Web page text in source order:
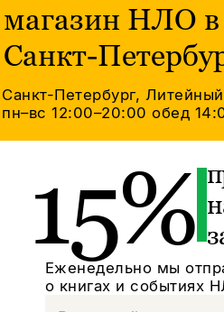
магазин НЛО в
Санкт-
Санкт-Петербург,
пн–вс 12:00–20:00обед
15%
Еженедельно мы
о книгах и событиях